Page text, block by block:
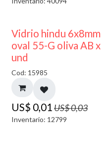
50% DESCUENTO
Vidrio hindu 6x8mm
oval 55-G oliva AB x
und
Cod: 15985
US$ 0,01 US$0,03
Inventario: 12799